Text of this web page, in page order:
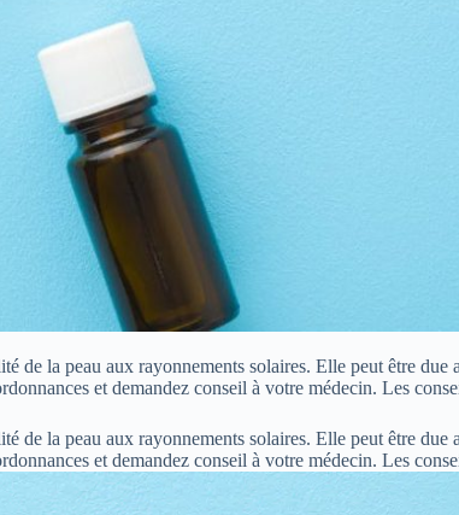
de la peau aux rayonnements solaires. Elle peut être due
et demandez conseil à votre médecin. Les
de la peau aux rayonnements solaires. Elle peut être due
et demandez conseil à votre médecin. Les